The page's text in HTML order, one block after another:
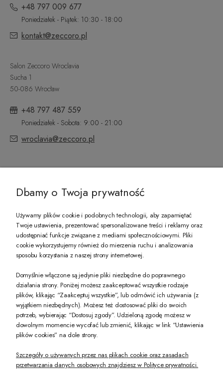
+48 797 009 677
Poniedziałek - Piątek: 10:30 - 18:00
kontakt@zeccoro.pl
Salon Zeccoro Wroclavia
Sucha 1
50-086 Wrocław
+48 797 487 559
Poniedziałek - Sobota: 9:00 - 21:00
wroclavia@zeccoro.pl
PREZENT DLA CIEBIE!
-10% na pierwsze zakupy na zeccoro.pl Gdy zapiszesz się do naszego
Twoje dane będą przetwarzane zgodnie z nasząpolityką prywatności
POKAŻ PEŁNĄ WERSJĘ STRONY
Dbamy o Twoja prywatność
Używamy plików cookie i podobnych technologii, aby zapamiętać
Twoje ustawienia, prezentować spersonalizowane treści i reklamy oraz
udostępniać funkcje związane z mediami społecznościowymi. Pliki
cookie wykorzystujemy również do mierzenia ruchu i analizowania
sposobu korzystania z naszej strony internetowej.
Domyślnie włączone są jedynie pliki niezbędne do poprawnego
działania strony. Poniżej możesz zaakceptować wszystkie rodzaje
plików, klikając “Zaakceptuj wszystkie”, lub odmówić ich używania (z
wyjątkiem niezbędnych). Możesz też dostosować pliki do swoich
potrzeb, wybierając “Dostosuj zgody”. Udzieloną zgodę możesz w
dowolnym momencie wycofać lub zmienić, klikając w link “Ustawienia
plików cookies” na dole strony.
Szczegóły o używanych przez nas plikach cookie oraz zasadach
przetwarzania danych osobowych znajdziesz w Polityce prywatności.